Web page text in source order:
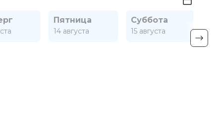
Пятница
14 августа
Суббота
15 августа